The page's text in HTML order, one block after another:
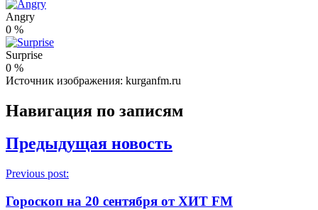
Angry
0 %
Surprise
0 %
Источник изображения: kurganfm.ru
Навигация по записям
Предыдущая новость
Previous post:
Гороскоп на 20 сентября от ХИТ FM